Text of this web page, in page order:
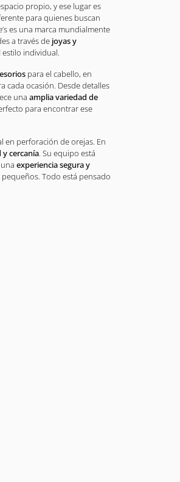
propio, y ese lugar es
para quienes buscan
es una marca mundialmente
a través de joyas y
estilo individual.
para el cabello, en
cada ocasión. Desde detalles
una amplia variedad de
para encontrar ese
en perforación de orejas. En
cercanía. Su equipo está
experiencia segura y
Todo está pensado